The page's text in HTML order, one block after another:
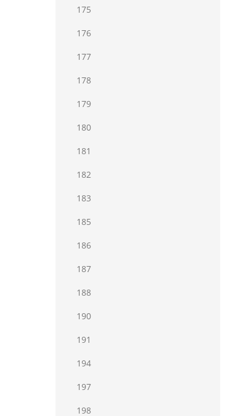
175
176
177
178
179
180
181
182
183
185
186
187
188
190
191
194
197
198